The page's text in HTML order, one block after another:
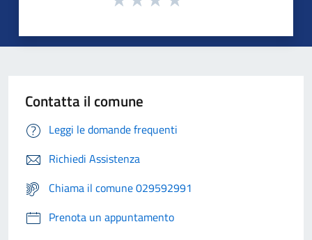
Contatta il comune
Leggi le domande frequenti
Richiedi Assistenza
Chiama il comune 029592991
Prenota un appuntamento